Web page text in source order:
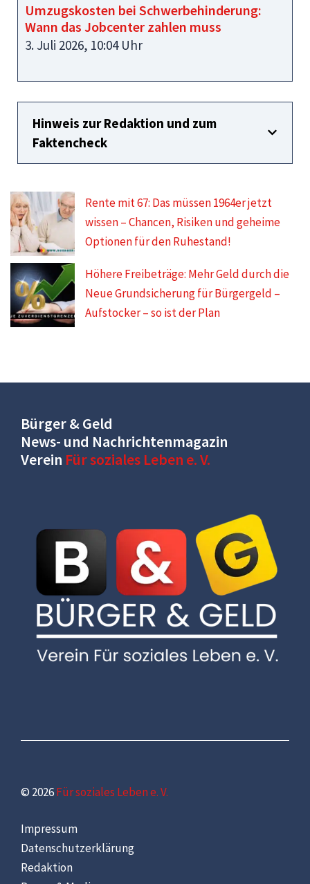
Umzugskosten bei Schwerbehinderung:
Wann das Jobcenter zahlen muss
3. Juli 2026, 10:04 Uhr
Hinweis zur Redaktion und zum
Faktencheck
Rente mit 67: Das müssen 1964er jetzt
wissen – Chancen, Risiken und geheime
Optionen für den Ruhestand!
Höhere Freibeträge: Mehr Geld durch die
Neue Grundsicherung für Bürgergeld –
Aufstocker – so ist der Plan
Bürger & Geld
News- und Nachrichtenmagazin
Verein Für soziales Leben e. V.
© 2026Für soziales Leben e. V.
Impressum
Datenschutzerklärung
Redaktion